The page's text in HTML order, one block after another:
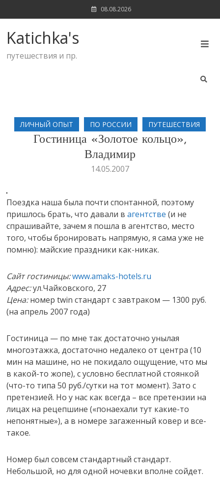
to
08.08.2026
Katichka's
путешествия и пр.
ЛИЧНЫЙ ОПЫТ ПО РОССИИ ПУТЕШЕСТВИЯ
Гостиница «Золотое кольцо»,
Владимир
14.05.2007
Поездка наша была почти спонтанной, поэтому
пришлось брать, что давали вагентстве (и не
спрашивайте, зачем я пошла в агентство, место
того, чтобы бронировать напрямую, я сама уже не
помню): майские праздники как-никак.
Сайт гостиницы:www.amaks-hotels.ru
Адрес:ул.Чайковского, 27
Цена:номер twin стандарт с завтраком — 1300 руб.
(на апрель 2007 года)
Гостиница — по мне так достаточно унылая
многоэтажка, достаточно недалеко от центра (10
мин на машине, но не покидало ощущение, что мы
в какой-то жопе), с условно бесплатной стоянкой
(что-то типа 50 руб./сутки на тот момент). Зато с
претензией. Но у нас как всегда – все претензии на
лицах на рецепшине («понаехали тут какие-то
непонятные»), а в номере загаженный ковер и все-
такое.
Номер был совсем стандартный стандарт.
Небольшой, но для одной ночевки вполне сойдет.